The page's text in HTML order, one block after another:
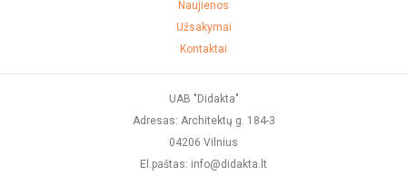
Naujienos
Užsakymai
Kontaktai
UAB "Didakta"
Adresas: Architektų g. 184-3
04206 Vilnius
El.paštas: info@didakta.lt